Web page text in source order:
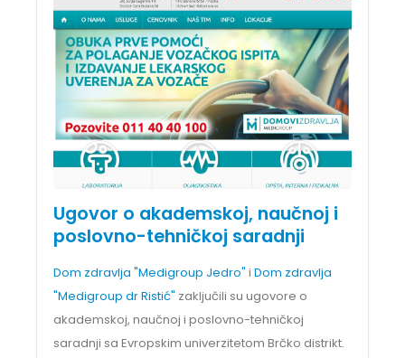
Ugovor o akademskoj, naučnoj i
poslovno-tehničkoj saradnji
Dom zdravlja "Medigroup Jedro" iDom zdravlja
"Medigroup dr Ristić" zaključili su ugovore o
akademskoj, naučnoj i poslovno-tehničkoj
saradnji sa Evropskim univerzitetom Brčko distrikt.